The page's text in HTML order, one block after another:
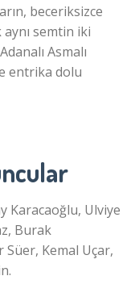
beceriksizce
semtin iki
Asmalı
entrika dolu
Karacaoğlu, Ulviye
Burak
Kemal Uçar,